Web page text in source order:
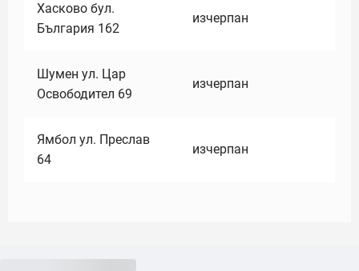
Хасково бул.
България 162
изчерпан
Шумен ул. Цар
Освободител 69
изчерпан
Ямбол ул. Преслав
64
изчерпан